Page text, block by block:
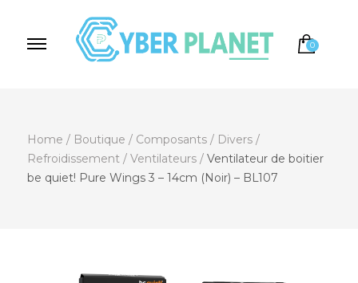
0
Home / Boutique / Composants / Divers /
Refroidissement / Ventilateurs / Ventilateur de boitier
be quiet! Pure Wings 3 – 14cm (Noir) – BL107